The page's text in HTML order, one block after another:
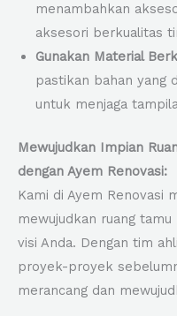
menambahkan
aksesori berkualitas
Gunakan Material
pastikan bahan yang
untuk menjaga
Mewujudkan Impian
dengan Ayem Renovasi:
Kami di Ayem Renovasi
mewujudkan ruang
visi Anda. Dengan tim
proyek-proyek
merancang dan